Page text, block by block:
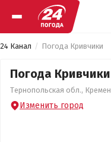
24 Канал Погода Кривчики
Погода Кривчики
Тернопольская обл.,
Изменить город